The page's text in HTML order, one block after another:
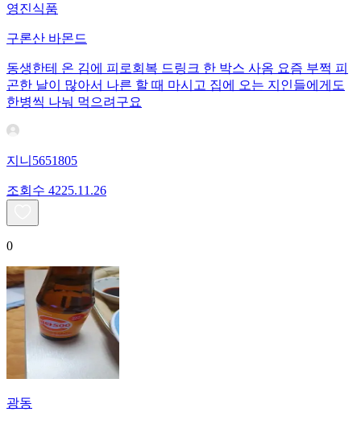
영진식품
구론산 바몬드
동생한테 온 김에 피로회복 드링크 한 박스 사옴 요즘 부쩍 피
곤한 날이 많아서 나른 할 때 마시고 집에 오는 지인들에게도
한병씩 나눠 먹으려구요
지니5651805
조회수 4225.11.26
0
광동